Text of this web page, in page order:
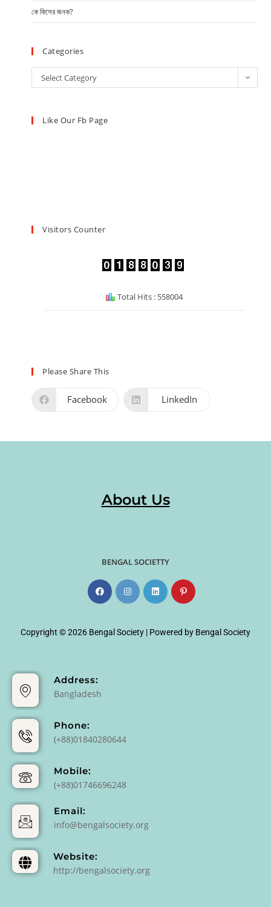
কে কিসের জনক?
Categories
Select Category
Like Our Fb Page
Visitors Counter
Total Hits : 558004
Please Share This
Facebook LinkedIn
About Us
BENGAL SOCIETTY
Copyright © 2026 Bengal Society | Powered by Bengal Society
Address:
Bangladesh
Phone:
(+88)01840280644
Mobile:
(+88)01746696248
Email:
info@bengalsociety.org
Website:
http://bengalsociety.org